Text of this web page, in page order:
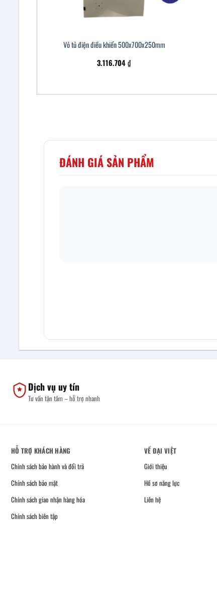
Vỏ tủ điện điều khiển 500x700x250mm
3.116.704₫
ĐÁNH GIÁ SẢN PHẨM
Dịch vụ uy tín
Tư vấn tận tâm – hỗ trợ nhanh
HỖ TRỢ KHÁCH HÀNG
Chính sách bảo hành và đổi trả
Chính sách bảo mật
Chính sách giao nhận hàng hóa
Chính sách biên tập
VỀ ĐẠI VIỆT
Giới thiệu
Hồ sơ năng lực
Liên hệ